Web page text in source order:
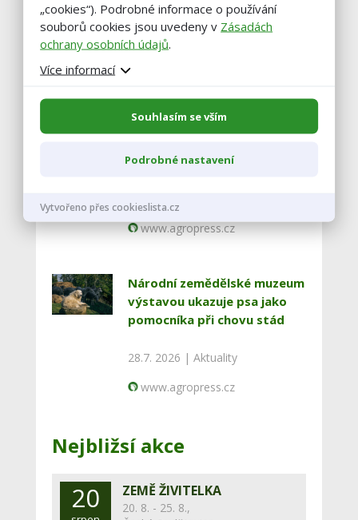
Vstoupit do diskuze
Podobné články
Zemědělci na jihu Čech snižují
nemají krmivo
www.agropress.cz
Národní zemědělské muzeum
výstavou ukazuje psa jako
pomocníka při chovu stád
28.7. 2026 | Aktuality
www.agropress.cz
Nejbližsí akce
20 ZEMĚ ŽIVITELKA
20. 8. - 25. 8.,
„cookies“). Podrobné informace o používání
souborů cookies jsou uvedeny v Zásadách
ochrany osobních údajů.
Více informací
Souhlasím se vším
Podrobné nastavení
Vytvořeno přes cookieslista.cz